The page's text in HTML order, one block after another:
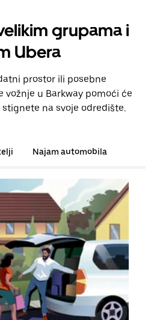
grupama i
Ubera
prostor ili posebne
vožnje u Barkway pomoći će
na svoje odredište.
Najam automobila